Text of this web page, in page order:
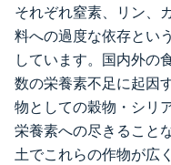
それぞれ窒素、リン、
料への過度な依存とい
しています。国内外の
数の栄養素不足に起因
物としての穀物・シリ
栄養素への尽きること
土でこれらの作物が広